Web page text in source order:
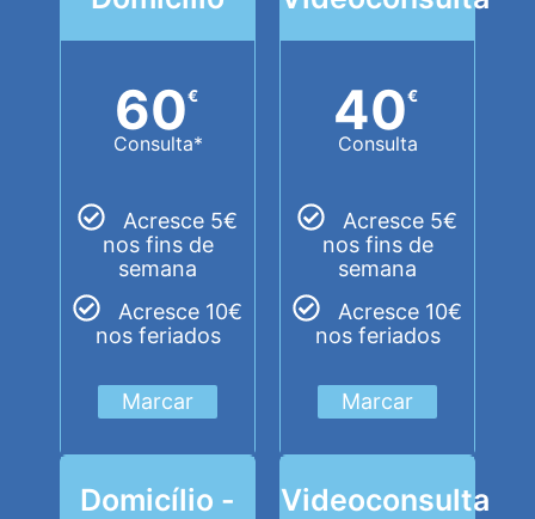
60€
Consulta*
Acresce 5€
nos fins de
semana
Acresce 10€
nos feriados
Marcar
Domicílio -
40€
Consulta
Acresce 5€
nos fins de
semana
Acresce 10€
nos feriados
Marcar
Videoconsulta